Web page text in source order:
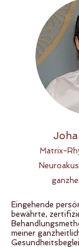
Matrix-
Eingehende
bewährte,
meiner